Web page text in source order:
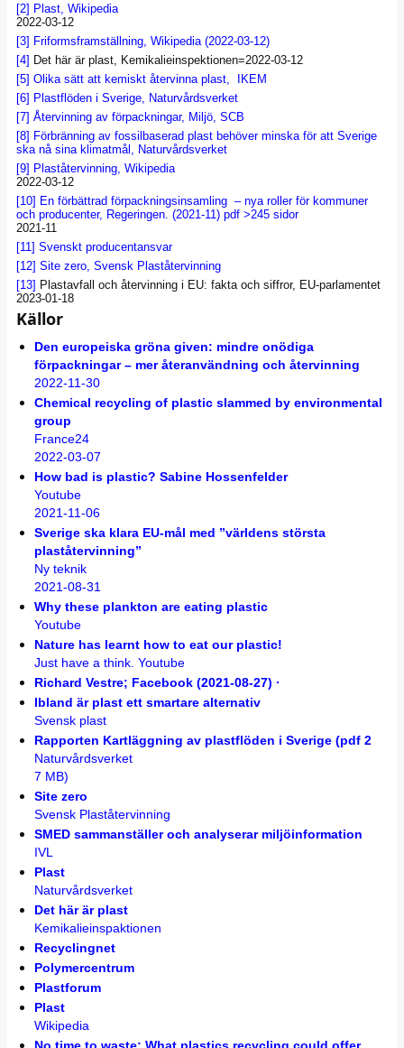
[2] Plast, Wikipedia
2022-03-12
[3] Friformsframställning, Wikipedia (2022-03-12)
[4] Det här är plast, Kemikalieinspektionen=2022-03-12
[5] Olika sätt att kemiskt återvinna plast, IKEM
[6] Plastflöden i Sverige, Naturvårdsverket
[7] Återvinning av förpackningar, Miljö, SCB
[8] Förbränning av fossilbaserad plast behöver minska för att Sverige
ska nå sina klimatmål, Naturvårdsverket
[9] Plaståtervinning, Wikipedia
2022-03-12
[10] En förbättrad förpackningsinsamling – nya roller för kommuner
och producenter, Regeringen. (2021-11) pdf >245 sidor
2021-11
[11] Svenskt producentansvar
[12] Site zero, Svensk Plaståtervinning
[13] Plastavfall och återvinning i EU: fakta och siffror, EU-parlamentet
2023-01-18
Källor
Den europeiska gröna given: mindre onödiga
förpackningar – mer återanvändning och återvinning
2022-11-30
Chemical recycling of plastic slammed by environmental
group
France24
2022-03-07
How bad is plastic? Sabine Hossenfelder
Youtube
2021-11-06
Sverige ska klara EU-mål med ”världens största
plaståtervinning”
Ny teknik
2021-08-31
Why these plankton are eating plastic
Youtube
Nature has learnt how to eat our plastic!
Just have a think. Youtube
Richard Vestre; Facebook (2021-08-27) ·
Ibland är plast ett smartare alternativ
Svensk plast
Rapporten Kartläggning av plastflöden i Sverige (pdf 2
Naturvårdsverket
7 MB)
Site zero
Svensk Plaståtervinning
SMED sammanställer och analyserar miljöinformation
IVL
Plast
Naturvårdsverket
Det här är plast
Kemikalieinspaktionen
Recyclingnet
Polymercentrum
Plastforum
Plast
Wikipedia